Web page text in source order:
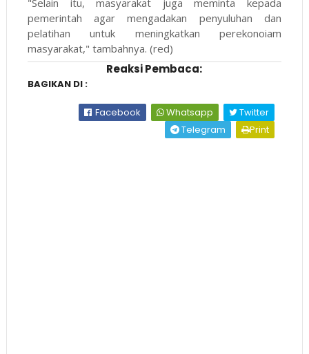
"Selain itu, masyarakat juga meminta kepada
pemerintah agar mengadakan penyuluhan dan
pelatihan untuk meningkatkan perekonoiam
masyarakat," tambahnya. (red)
Reaksi Pembaca:
BAGIKAN DI :
Facebook Whatsapp
Twitter
Telegram
Print